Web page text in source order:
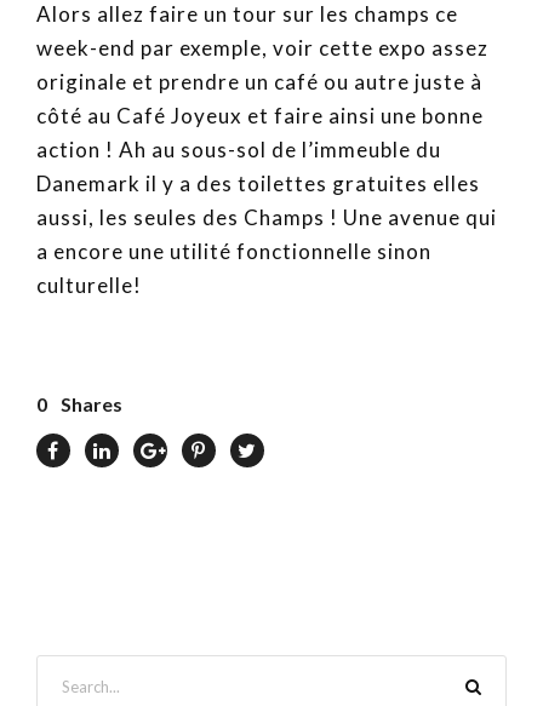
Alors allez faire un tour sur les champs ce
week-end par exemple, voir cette expo assez
originale et prendre un café ou autre juste à
côté au Café Joyeux et faire ainsi une bonne
action ! Ah au sous-sol de l’immeuble du
Danemark il y a des toilettes gratuites elles
aussi, les seules des Champs ! Une avenue qui
a encore une utilité fonctionnelle sinon
culturelle!
0 Shares